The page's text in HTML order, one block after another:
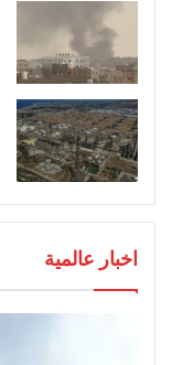
اخبار عالمية